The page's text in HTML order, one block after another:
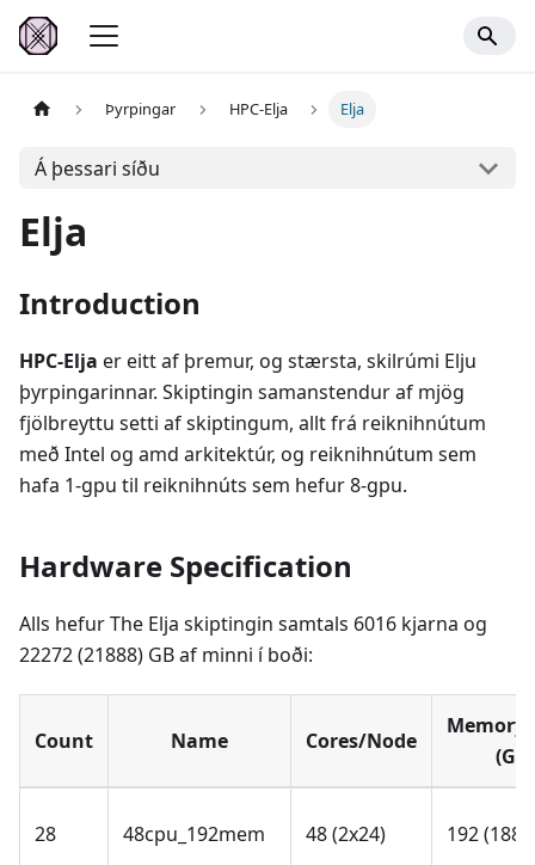
Þyrpingar HPC-Elja Elja
Á þessari síðu
Elja
Introduction
HPC-Elja er eitt af þremur, og stærsta, skilrúmi Elju
þyrpingarinnar. Skiptingin samanstendur af mjög
fjölbreyttu setti af skiptingum, allt frá reiknihnútum
með Intel og amd arkitektúr, og reiknihnútum sem
hafa 1-gpu til reiknihnúts sem hefur 8-gpu.
Hardware Specification
Alls hefur The Elja skiptingin samtals 6016 kjarna og
22272 (21888) GB af minni í boði:
Count Name Cores/Node
(GB)
28 48cpu_192mem 48 (2x24) 192 (188)